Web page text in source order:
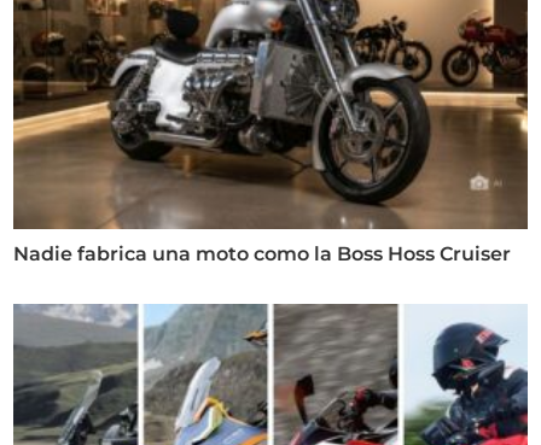
Nadie fabrica una moto como la Boss Hoss Cruiser